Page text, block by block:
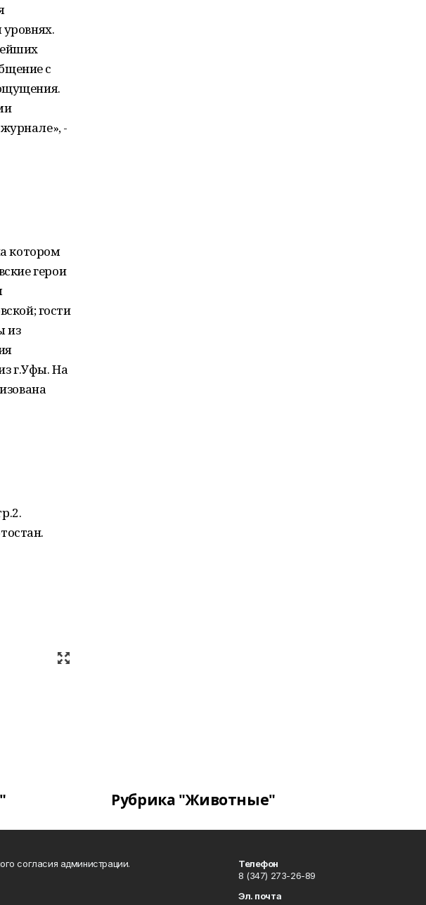
с
-
котором
герои
гости
из
г.Уфы. На
Рубрика "Животные"
согласия администрации.
Телефон
8 (347) 273-26-89
Эл. почта